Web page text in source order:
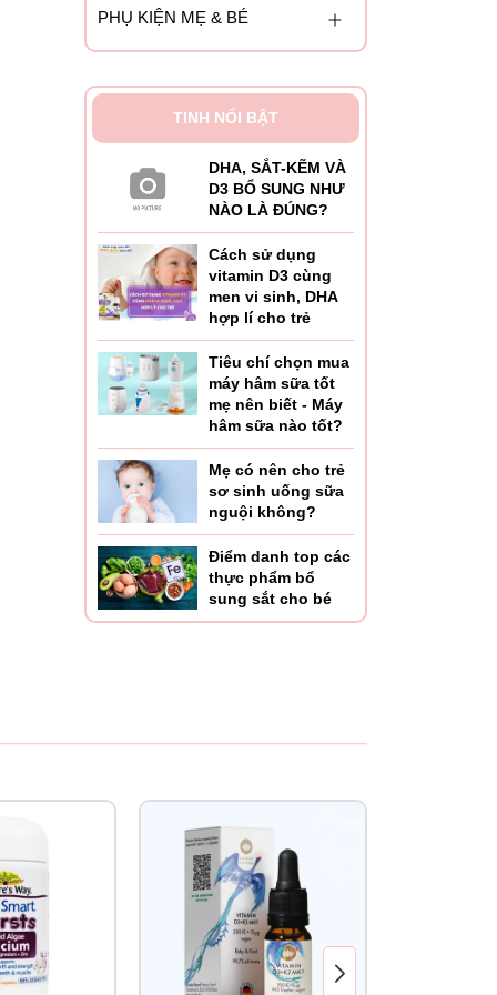
PHỤ KIỆN MẸ & BÉ
TINH NỔI BẬT
DHA, SẮT-KẼM VÀ
D3 BỔ SUNG NHƯ
NÀO LÀ ĐÚNG?
Cách sử dụng
vitamin D3 cùng
men vi sinh, DHA
hợp lí cho trẻ
Tiêu chí chọn mua
máy hâm sữa tốt
mẹ nên biết - Máy
hâm sữa nào tốt?
Mẹ có nên cho trẻ
sơ sinh uống sữa
nguội không?
Điểm danh top các
thực phẩm bổ
sung sắt cho bé